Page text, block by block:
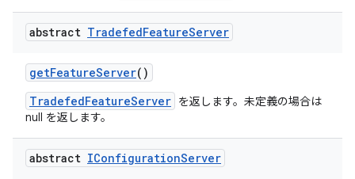
abstract TradefedFeatureServer
getFeatureServer()
TradefedFeatureServer を返します。未定義の場合は
null を返します。
abstract IConfigurationServer